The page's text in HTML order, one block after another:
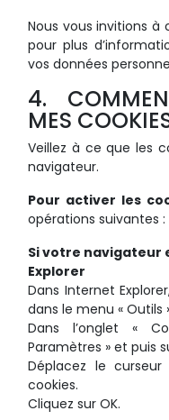
Nous vous invitions à
pour plus
vos données
4.
MES
Veillez à ce que les
navigateur.
Pour activer les
opérations suivantes :
Si votre navigateur
Explorer
Dans Internet
dans le menu « Outils
Dans l’onglet «
Paramètres » et puis
Déplacez le
cookies.
Cliquez sur OK.